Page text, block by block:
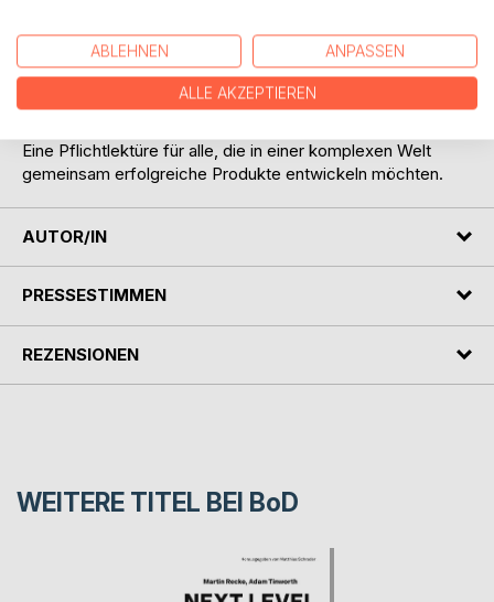
umfassend das Product Field und seine Nutzung, zum
anderen vermittelt sie eine neue und produktive
Perspektive auf Wesen und Wirkung von
Eine Pflichtlektüre für alle, die in einer komplexen Welt
gemeinsam erfolgreiche Produkte entwickeln möchten.
AUTOR/IN
PRESSESTIMMEN
REZENSIONEN
WEITERE TITEL BEI BoD
ABLEHNEN ANPASSEN
ALLE AKZEPTIEREN